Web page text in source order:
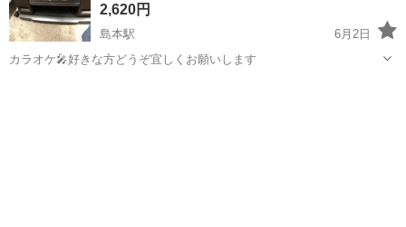
2,620円
島本駅
6月2日
カラオケ🎤好きな方どうぞ宜しくお願いします